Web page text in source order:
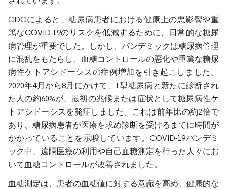
CDCによると、糖尿病患者における健康上の悪影響や重
篤なCOVID-19のリスクを低減するために、日常的な糖尿
病管理が重要でした。しかし、パンデミックは糖尿病管理
に混乱をもたらし、血糖コントロールの悪化や重篤な糖尿
病性ケトアシドーシスの症例増加を引き起こしました。
2020年4月から8月にかけて、1型糖尿病と新たに診断され
た人の約60%が、最初の兆候または症状として糖尿病性ケ
トアシドーシスを発症しました。これは前年比の約2倍で
あり、糖尿病患者が医療を求め診断を受けるまでに時間が
かかっていることを示唆しています。COVID-19パンデミ
ック中、遠隔医療の利用や自己血糖測定を行った人々にお
いて血糖コントロールが改善されました。
血糖測定は、患者の血糖値に対する意識を高め、健康的な